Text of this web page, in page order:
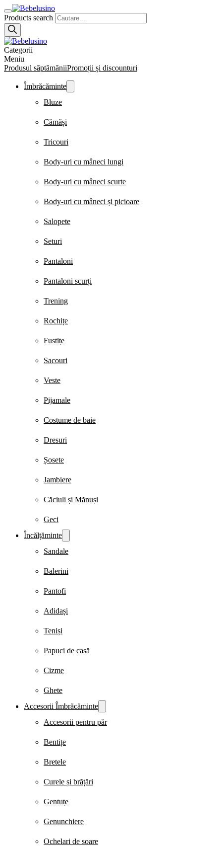
Products search
Categorii
Meniu
Produsul săptămăniiPromoții și discounturi
Îmbrăcăminte
Bluze
Cămăși
Tricouri
Body-uri cu mâneci lungi
Body-uri cu mâneci scurte
Body-uri cu mâneci și picioare
Salopete
Seturi
Pantaloni
Pantaloni scurți
Trening
Rochițe
Fustițe
Sacouri
Veste
Pijamale
Costume de baie
Dresuri
Șosete
Jambiere
Căciuli și Mănuși
Geci
Încălțăminte
Sandale
Balerini
Pantofi
Adidași
Teniși
Papuci de casă
Cizme
Ghete
Accesorii Îmbrăcăminte
Accesorii pentru păr
Bentițe
Bretele
Curele și brățări
Gentuțe
Genunchiere
Ochelari de soare